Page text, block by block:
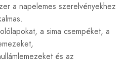
a napelemes szerelvényekhez
a sima csempéket, a
és az